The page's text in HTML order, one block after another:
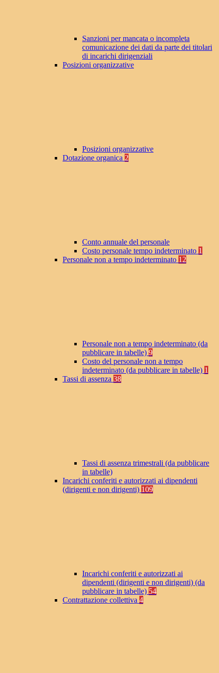
Sanzioni per mancata o incompleta
comunicazione dei dati da parte dei titolari
di incarichi dirigenziali
Posizioni organizzative
Posizioni organizzative
Dotazione organica 2
Conto annuale del personale
Costo personale tempo indeterminato 1
Personale non a tempo indeterminato 12
Personale non a tempo indeterminato (da
pubblicare in tabelle) 9
Costo del personale non a tempo
indeterminato (da pubblicare in tabelle) 1
Tassi di assenza 38
Tassi di assenza trimestrali (da pubblicare
in tabelle)
Incarichi conferiti e autorizzati ai dipendenti
(dirigenti e non dirigenti) 109
Incarichi conferiti e autorizzati ai
dipendenti (dirigenti e non dirigenti) (da
pubblicare in tabelle) 54
Contrattazione collettiva 4